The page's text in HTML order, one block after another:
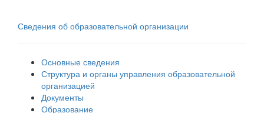
Сведения об образовательной организации
Основные сведения
Структура и органы управления образовательной
организацией
Документы
Образование